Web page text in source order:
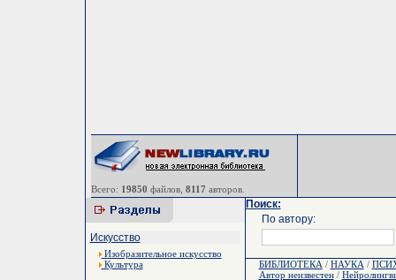
Всего: 19850 файлов, 8117 авторов.
Искусство
Изобразительное искусство
Культура
Поиск:
По автору:
БИБЛИОТЕКА / НАУКА /
Автор неизвестен/